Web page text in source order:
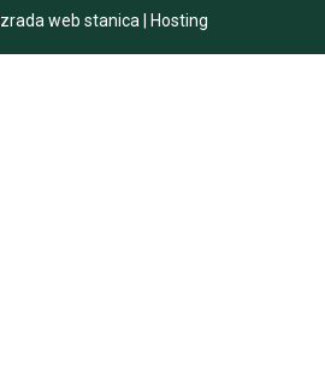
Izrada web stanica Hosting